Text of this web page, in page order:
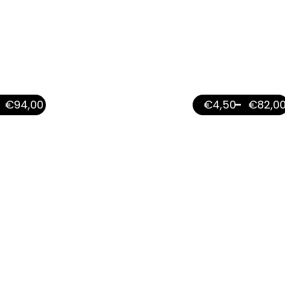
€94,00 €4,50– €82,00